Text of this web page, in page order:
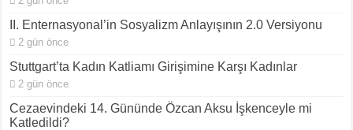
II. Enternasyonal’in Sosyalizm Anlayışının 2.0 Versiyonu
2 gün önce
Stuttgart’ta Kadın Katliamı Girişimine Karşı Kadınlar
2 gün önce
Cezaevindeki 14. Gününde Özcan Aksu İşkenceyle mi
Katledildi?